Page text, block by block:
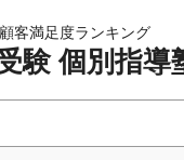
客満足度ランキング
験 個別指導